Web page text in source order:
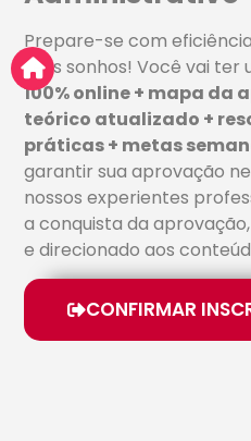
Prepare-se com
seus sonhos! Você vai ter
100% online + mapa da
teórico atualizado +
práticas + metas
garantir sua aprovação
nossos experientes
a conquista da
e direcionado aos
CONFIRMAR